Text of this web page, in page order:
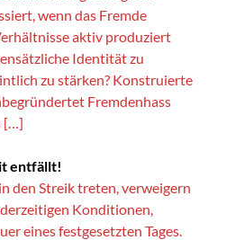
wenn das Fremde
aktiv produziert
Identität zu
zu stärken? Konstruierte
Fremdenhass
[…]
entfällt!
den Streik treten, verweigern
Konditionen,
eines festgesetzten Tages.